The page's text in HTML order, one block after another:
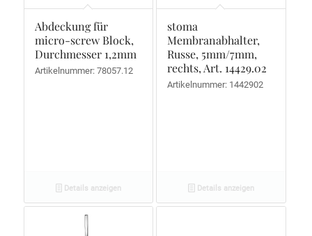
Abdeckung für
micro-screw Block,
Durchmesser 1,2mm
Artikelnummer: 78057.12
Details anzeigen
stoma
Membranabhalter,
Russe, 5mm/7mm,
rechts, Art. 14429.02
Artikelnummer: 1442902
Details anzeigen